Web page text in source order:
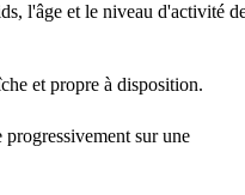
l'âge et le niveau d'activité
et propre à disposition.
sur une